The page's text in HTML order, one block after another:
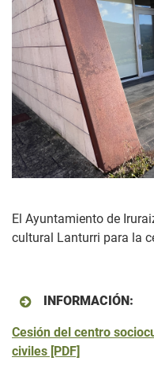
El Ayuntamiento de
cultural Lanturri para la
INFORMACIÓN:
Cesión del centro
civiles [PDF]